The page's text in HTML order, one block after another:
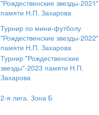
"Рождественские звезды-2021"
памяти Н.П. Захарова
Турнир по мини-футболу
"Рождественские звезды-2022"
памяти Н.П. Захарова
Турнир "Рождественские
звезды"-2023 памяти Н.П.
Захарова
2-я лига. Зона Б